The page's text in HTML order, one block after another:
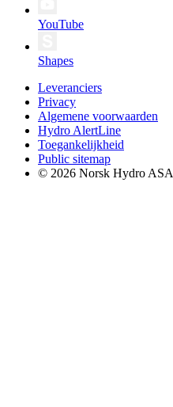
YouTube
Shapes
Leveranciers
Privacy
Algemene voorwaarden
Hydro AlertLine
Toegankelijkheid
Public sitemap
© 2026 Norsk Hydro ASA